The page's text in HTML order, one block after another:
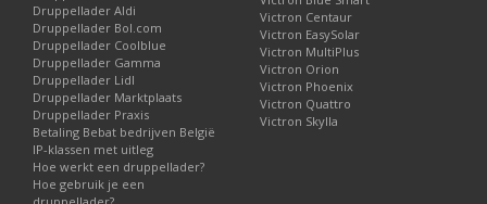
Druppellader Aldi
Druppellader Bol.com
Druppellader Coolblue
Druppellader Gamma
Druppellader Lidl
Druppellader Marktplaats
Druppellader Praxis
Betaling Bebat bedrijven België
IP-klassen met uitleg
Hoe werkt een druppellader?
Hoe gebruik je een
Victron Centaur
Victron EasySolar
Victron MultiPlus
Victron Orion
Victron Phoenix
Victron Quattro
Victron Skylla